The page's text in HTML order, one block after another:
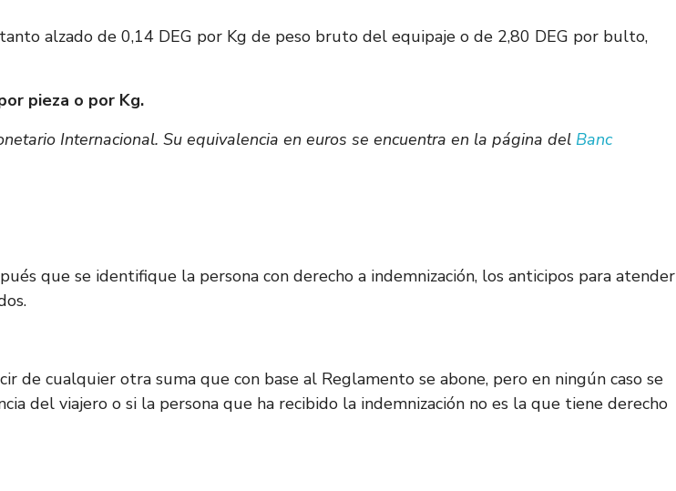
alzado de 0,14 DEG por Kg de peso bruto del equipaje o de 2,80 DEG por bulto,
pieza o por Kg.
Internacional. Su equivalencia en euros se encuentra en la página del Banc
que se identifique la persona con derecho a indemnización, los anticipos para atender
de cualquier otra suma que con base al Reglamento se abone, pero en ningún caso se
del viajero o si la persona que ha recibido la indemnización no es la que tiene derecho